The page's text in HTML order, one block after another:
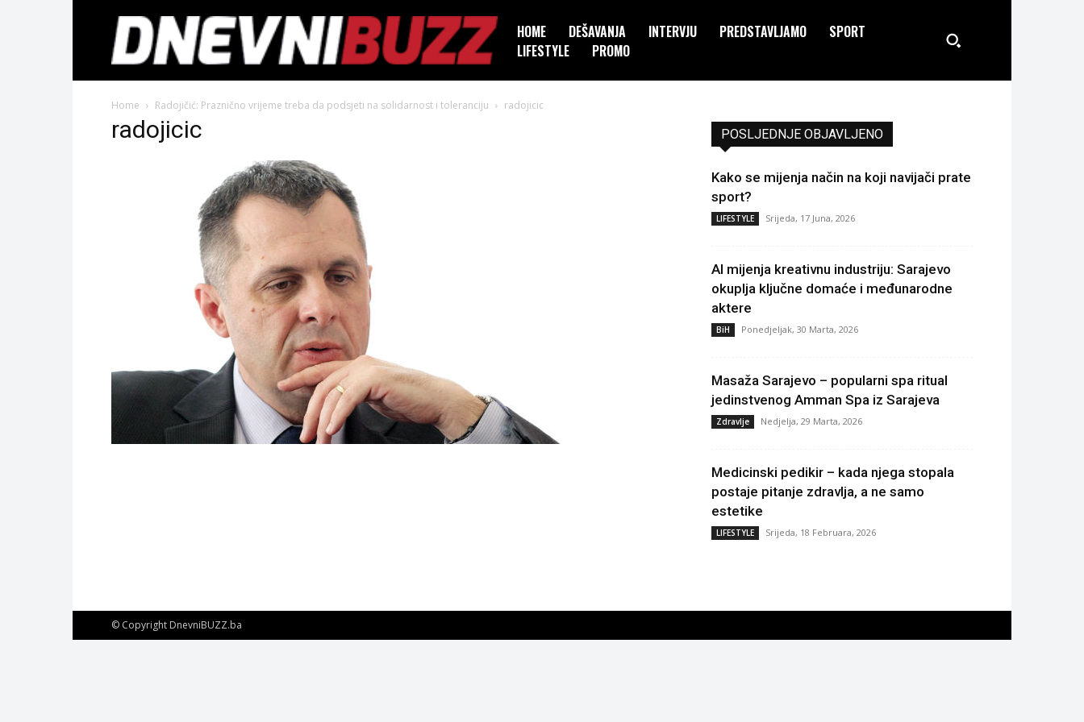
HOME DEŠAVANJA INTERVJU PREDSTAVLJAMO
SPORT
LIFESTYLE
PROMO
Home Radojičić: Praznično vrijeme treba da podsjeti na solidarnost i toleranciju radojicic
radojicic POSLJEDNJE OBJAVLJENO
Kako se mijenja način na koji navijači prate
sport?
LIFESTYLE Srijeda, 17 Juna, 2026
AI mijenja kreativnu industriju: Sarajevo
okuplja ključne domaće i međunarodne
aktere
BiH Ponedjeljak, 30 Marta, 2026
Masaža Sarajevo – popularni spa ritual
jedinstvenog Amman Spa iz Sarajeva
Zdravlje Nedjelja, 29 Marta, 2026
Medicinski pedikir – kada njega stopala
postaje pitanje zdravlja, a ne samo
estetike
LIFESTYLE Srijeda, 18 Februara, 2026
© Copyright DnevniBUZZ.ba